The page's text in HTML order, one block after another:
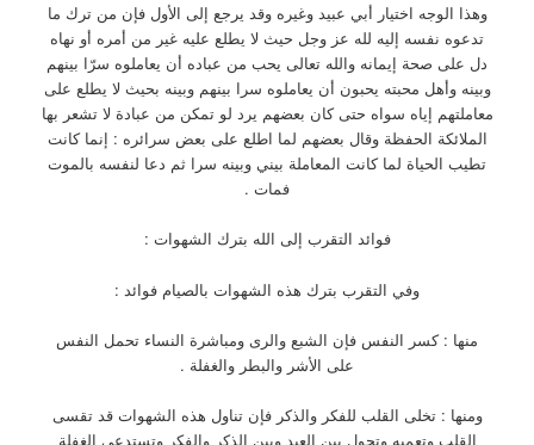
وهذا الوجه اختيار أبي عبيد وغيره وقد يرجع إلى الأول فإن من ترك ما
تدعوه نفسه إليه لله عز وجل حيث لا يطلع عليه غير من أمره أو نهاه
دل على صحة إيمانه والله تعالى يحب من عباده أن يعاملوه سرّا بينهم
وبينه وأهل محبته يحبون أن يعاملوه سرا بينهم وبينه بحيث لا يطلع على
معاملتهم إياه سواه حتى كان بعضهم يرد لو تمكن من عبادة لا تشعر بها
الملائكة الحفظة وقال بعضهم لما اطلع على بعض سرائره : إنما كانت
تطيب الحياة لما كانت المعاملة بيني وبينه سرا ثم دعا لنفسه بالموت
فمات .
فوائد التقرب إلى الله بترك الشهوات :
وفي التقرب بترك هذه الشهوات بالصيام فوائد :
منها : كسر النفس فإن الشبع والرى ومباشرة النساء تحمل النفس
على الأشر والبطر والغفلة .
ومنها : تخلى القلب للفكر والذكر فإن تناول هذه الشهوات قد تقسى
القلب وتعميه وتحول بين العبد وبين الذكر والفكر وتستدعى الغفلة